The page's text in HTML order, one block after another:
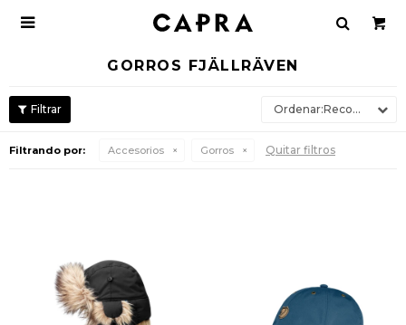

GORROS FJÄLLRÄVEN
Recomendados
Filtrando por: Accesorios Gorros Quitar filtros